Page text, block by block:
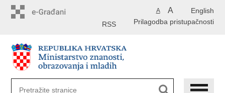
English
A A
Prilagodba pristupačnosti
RSS